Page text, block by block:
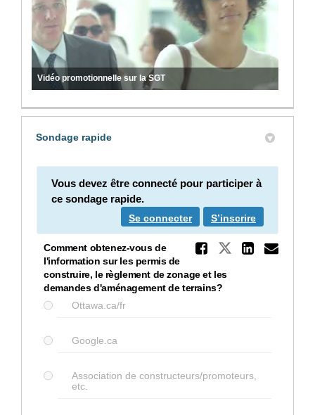
Vidéo promotionnelle sur la SGT
Sondage rapide
Vous devez être connecté pour participer à
ce sondage rapide.
S’inscrire
Se connecter
Partager
Comment obtenez-vous de
l'information sur les permis de
construire, le règlement de zonage et les
demandes d'aménagement de terrains?
Ottawa.ca/fr
Google.ca
Association de constructeurs/promoteurs,
etc.